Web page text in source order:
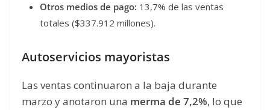
Otros medios de pago: 13,7% de las ventas
totales ($337.912 millones).
Autoservicios mayoristas
Las ventas continuaron a la baja durante
marzo y anotaron una merma de 7,2%, lo que